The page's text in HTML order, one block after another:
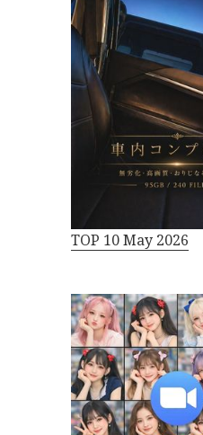
TOP 10 May 2026